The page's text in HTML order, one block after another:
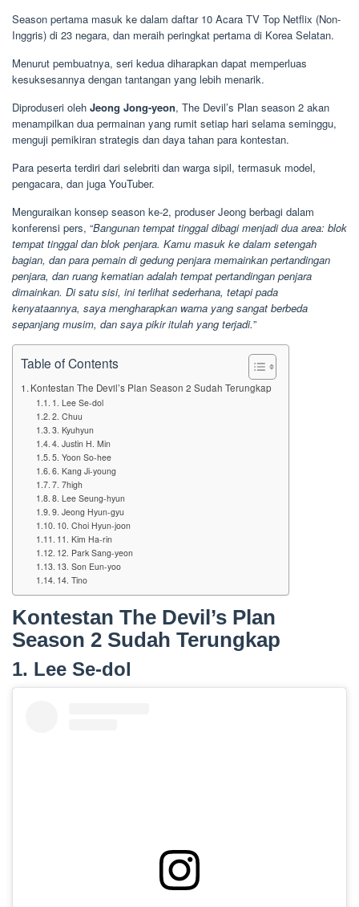
Season pertama masuk ke dalam daftar 10 Acara TV Top Netflix (Non-
Inggris) di 23 negara, dan meraih peringkat pertama di Korea Selatan.
Menurut pembuatnya, seri kedua diharapkan dapat memperluas
kesuksesannya dengan tantangan yang lebih menarik.
Diproduseri oleh Jeong Jong-yeon, The Devil’s Plan season 2 akan
menampilkan dua permainan yang rumit setiap hari selama seminggu,
menguji pemikiran strategis dan daya tahan para kontestan.
Para peserta terdiri dari selebriti dan warga sipil, termasuk model,
pengacara, dan juga YouTuber.
Menguraikan konsep season ke-2, produser Jeong berbagi dalam
konferensi pers, “Bangunan tempat tinggal dibagi menjadi dua area: blok
tempat tinggal dan blok penjara. Kamu masuk ke dalam setengah
bagian, dan para pemain di gedung penjara memainkan pertandingan
penjara, dan ruang kematian adalah tempat pertandingan penjara
dimainkan. Di satu sisi, ini terlihat sederhana, tetapi pada
kenyataannya, saya mengharapkan warna yang sangat berbeda
sepanjang musim, dan saya pikir itulah yang terjadi.”
Table of Contents
Kontestan The Devil’s Plan Season 2 Sudah Terungkap
1. Lee Se-dol
2. Chuu
3. Kyuhyun
4. Justin H. Min
5. Yoon So-hee
6. Kang Ji-young
7. 7high
8. Lee Seung-hyun
9. Jeong Hyun-gyu
10. Choi Hyun-joon
11. Kim Ha-rin
12. Park Sang-yeon
13. Son Eun-yoo
14. Tino
Kontestan The Devil’s Plan
Season 2 Sudah Terungkap
1. Lee Se-dol